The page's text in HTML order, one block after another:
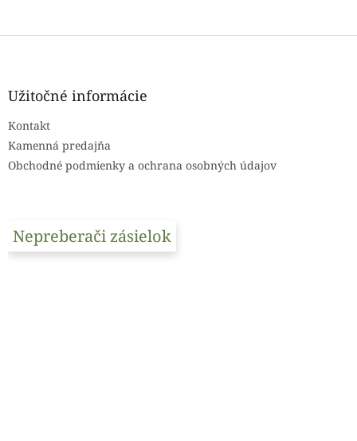
Z
Užitočné informácie
Kontakt
Kamenná predajňa
Obchodné podmienky a ochrana osobných údajov
Nepreberači zásielok